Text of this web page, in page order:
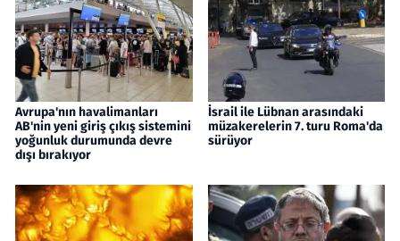
Avrupa'nın havalimanları
AB'nin yeni giriş çıkış sistemini
yoğunluk durumunda devre
dışı bırakıyor
İsrail ile Lübnan arasındaki
müzakerelerin 7. turu Roma'da
sürüyor